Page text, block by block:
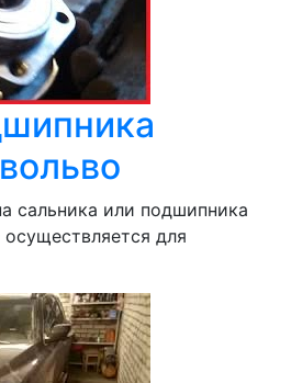
сальника или подшипника
для